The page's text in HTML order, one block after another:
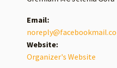
Email:
Website:
Organizer's Website